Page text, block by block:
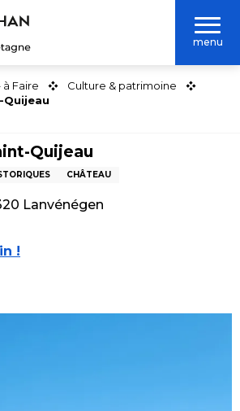
menu
à Faire
Culture & patrimoine
Quijeau
Quijeau
CHÂTEAU
Lanvénégen
!
aux favoris